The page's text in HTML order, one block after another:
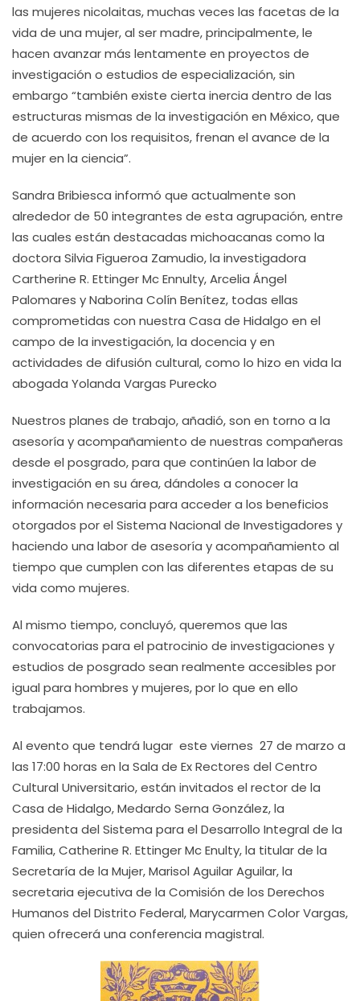
las mujeres nicolaitas, muchas veces las facetas de la
vida de una mujer, al ser madre, principalmente, le
hacen avanzar más lentamente en proyectos de
investigación o estudios de especialización, sin
embargo “también existe cierta inercia dentro de las
estructuras mismas de la investigación en México, que
de acuerdo con los requisitos, frenan el avance de la
mujer en la ciencia”.
Sandra Bribiesca informó que actualmente son
alrededor de 50 integrantes de esta agrupación, entre
las cuales están destacadas michoacanas como la
doctora Silvia Figueroa Zamudio, la investigadora
Cartherine R. Ettinger Mc Ennulty, Arcelia Ángel
Palomares y Naborina Colín Benítez, todas ellas
comprometidas con nuestra Casa de Hidalgo en el
campo de la investigación, la docencia y en
actividades de difusión cultural, como lo hizo en vida la
abogada Yolanda Vargas Purecko
Nuestros planes de trabajo, añadió, son en torno a la
asesoría y acompañamiento de nuestras compañeras
desde el posgrado, para que continúen la labor de
investigación en su área, dándoles a conocer la
información necesaria para acceder a los beneficios
otorgados por el Sistema Nacional de Investigadores y
haciendo una labor de asesoría y acompañamiento al
tiempo que cumplen con las diferentes etapas de su
vida como mujeres.
Al mismo tiempo, concluyó, queremos que las
convocatorias para el patrocinio de investigaciones y
estudios de posgrado sean realmente accesibles por
igual para hombres y mujeres, por lo que en ello
trabajamos.
Al evento que tendrá lugar este viernes 27 de marzo a
las 17:00 horas en la Sala de Ex Rectores del Centro
Cultural Universitario, están invitados el rector de la
Casa de Hidalgo, Medardo Serna González, la
presidenta del Sistema para el Desarrollo Integral de la
Familia, Catherine R. Ettinger Mc Enulty, la titular de la
Secretaría de la Mujer, Marisol Aguilar Aguilar, la
secretaria ejecutiva de la Comisión de los Derechos
Humanos del Distrito Federal, Marycarmen Color Vargas,
quien ofrecerá una conferencia magistral.